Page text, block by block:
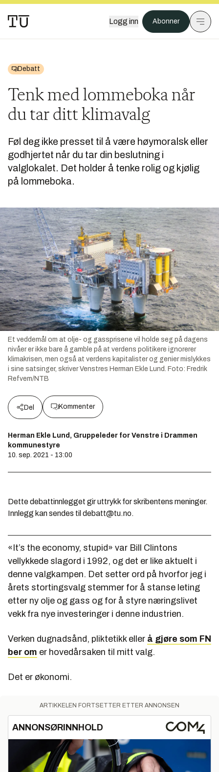
Logg inn Abonner
Debatt
Tenk med lommeboka når
du tar ditt klimavalg
Føl deg ikke presset til å være høymoralsk eller
godhjertet når du tar din beslutning i
valglokalet. Det holder å tenke rolig og kjølig
på lommeboka.
Et veddemål om at olje- og gassprisene vil holde seg på dagens
nivåer er ikke bare å gamble på at verdens politikere ignorerer
klimakrisen, men også at verdens kapitalister og genier mislykkes
i sine satsinger, skriver Venstres Herman Ekle Lund. Foto: Fredrik
Refvem/NTB
Del Kommenter
Herman Ekle Lund, Gruppeleder for Venstre i Drammen
kommunestyre
10. sep. 2021 - 13:00
Dette debattinnlegget gir uttrykk for skribentens meninger.
Innlegg kan sendes til debatt@tu.no.
«It’s the economy, stupid» var Bill Clintons
vellykkede slagord i 1992, og det er like aktuelt i
denne valgkampen. Det setter ord på hvorfor jeg i
årets stortingsvalg stemmer for å stanse leting
etter ny olje og gass og for å styre næringslivet
vekk fra nye investeringer i denne industrien.
Verken dugnadsånd, pliktetikk eller å gjøre som FN
ber om er hovedårsaken til mitt valg.
Det er økonomi.
ARTIKKELEN FORTSETTER ETTER ANNONSEN
ANNONSØRINNHOLD